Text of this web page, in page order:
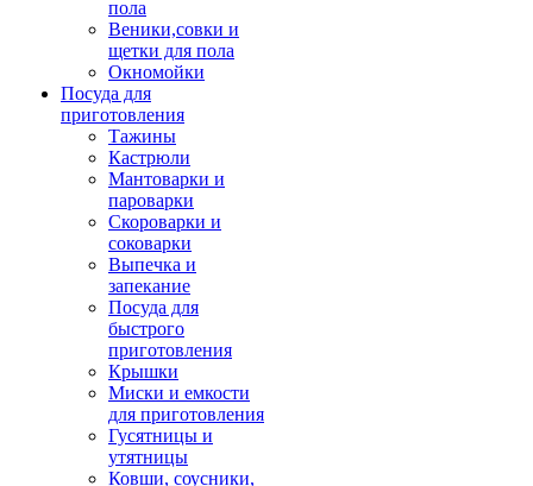
пола
Веники,совки и
щетки для пола
Окномойки
Посуда для
приготовления
Тажины
Кастрюли
Мантоварки и
пароварки
Скороварки и
соковарки
Выпечка и
запекание
Посуда для
быстрого
приготовления
Крышки
Миски и емкости
для приготовления
Гусятницы и
утятницы
Ковши, соусники,